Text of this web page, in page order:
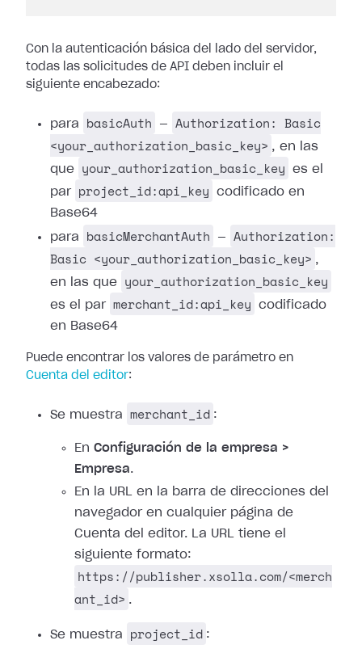
Con la autenticación básica del lado del servidor,
todas las solicitudes de API deben incluir el
siguiente encabezado:
para basicAuth —
Authorization: Basic
<your_authorization_basic_key> , en las
que
your_authorization_basic_key
es el
par project_id:api_key
codificado en
Base64
para
basicMerchantAuth —
Authorization:
Basic <your_authorization_basic_key> ,
en las que
your_authorization_basic_key
es el par merchant_id:api_key
codificado
en Base64
Puede encontrar los valores de parámetro en
Cuenta del editor:
Se muestra merchant_id :
En Configuración de la empresa >
Empresa.
En la URL en la barra de direcciones del
navegador en cualquier página de
Cuenta del editor. La URL tiene el
siguiente formato:
https://publisher.xsolla.com/<merch
ant_id> .
Se muestra project_id :